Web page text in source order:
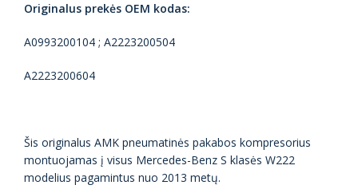
Originalus prekės OEM kodas:
A0993200104 ; A2223200504
A2223200604
Šis originalus AMK pneumatinės pakabos kompresorius
montuojamas į visus Mercedes-Benz S klasės W222
modelius pagamintus nuo 2013 metų.